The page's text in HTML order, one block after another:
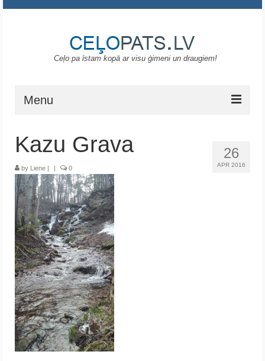
Ceļo pa īstam kopā ar visu ģimeni un draugiem!
Menu
Portugāle
ASV
Melnkalne
Grieķija
Krēta
Francija
Austrija
Itālija
26
APR 2016
Kazu Grava
by Liene | | 0